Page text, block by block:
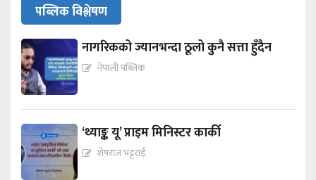
पब्लिक विश्लेषण
नागरिकको ज्यानभन्दा ठूलो कुनै सत्ता हुँदैन
नेपाली पब्लिक
‘थ्याङ्क यू’ प्राइम मिनिस्टर कार्की
शेषराज भट्टराई